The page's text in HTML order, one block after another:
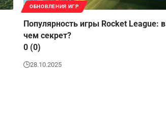
ОБНОВЛЕНИЯ ИГР
Популярность игры Rocket League: в
чем секрет?
0 (0)
28.10.2025